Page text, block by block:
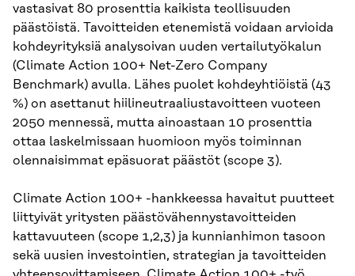
vastasivat 80 prosenttia kaikista teollisuuden
päästöistä. Tavoitteiden etenemistä voidaan arvioida
kohdeyrityksiä analysoivan uuden vertailutyökalun
(Climate Action 100+ Net-Zero Company
Benchmark) avulla. Lähes puolet kohdeyhtiöistä (43
%) on asettanut hiilineutraaliustavoitteen vuoteen
2050 mennessä, mutta ainoastaan 10 prosenttia
ottaa laskelmissaan huomioon myös toiminnan
olennaisimmat epäsuorat päästöt (scope 3).
Climate Action 100+ -hankkeessa havaitut puutteet
liittyivät yritysten päästövähennystavoitteiden
kattavuuteen (scope 1,2,3) ja kunnianhimon tasoon
sekä uusien investointien, strategian ja tavoitteiden